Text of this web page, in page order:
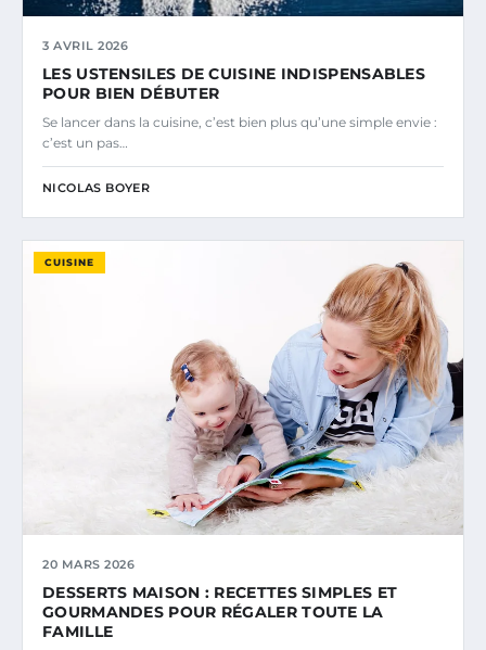
3 AVRIL 2026
LES USTENSILES DE CUISINE INDISPENSABLES
POUR BIEN DÉBUTER
Se lancer dans la cuisine, c’est bien plus qu’une simple envie :
c’est un pas…
NICOLAS BOYER
CUISINE
20 MARS 2026
DESSERTS MAISON : RECETTES SIMPLES ET
GOURMANDES POUR RÉGALER TOUTE LA
FAMILLE